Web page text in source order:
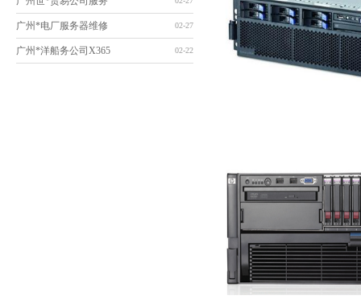
广州*电厂服务器维修 02-27
广州*洋船务公司X365 02-22